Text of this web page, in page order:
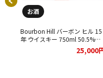
お酒
Bourbon Hill バーボン ヒル 15
年 ウイスキー 750ml 50.5%を
お買取りさせて頂きました★
25,000